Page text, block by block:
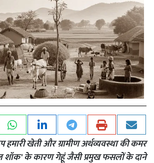
हमारी खेती और ग्रामीण अर्थव्यवस्था की कमर
शॉक' के कारण गेहूं जैसी प्रमुख फसलों के दाने